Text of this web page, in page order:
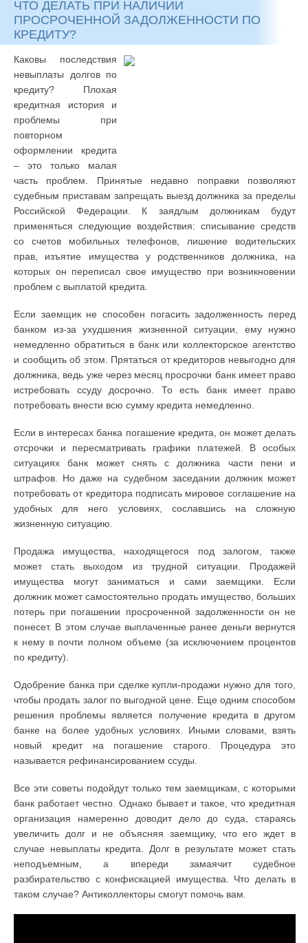
ЧТО ДЕЛАТЬ ПРИ НАЛИЧИИ
ПРОСРОЧЕННОЙ ЗАДОЛЖЕННОСТИ ПО
КРЕДИТУ?
Каковы последствия
невыплаты долгов по
кредиту? Плохая
кредитная история и
проблемы при
повторном
оформлении кредита
– это только малая
часть проблем. Принятые недавно поправки позволяют
судебным приставам запрещать выезд должника за пределы
Российской Федерации. К заядлым должникам будут
применяться следующие воздействия: списывание средств
со счетов мобильных телефонов, лишение водительских
прав, изъятие имущества у родственников должника, на
которых он переписал свое имущество при возникновении
проблем с выплатой кредита.
Если заемщик не способен погасить задолженность перед
банком из-за ухудшения жизненной ситуации, ему нужно
немедленно обратиться в банк или коллекторское агентство
и сообщить об этом. Прятаться от кредиторов невыгодно для
должника, ведь уже через месяц просрочки банк имеет право
истребовать ссуду досрочно. То есть банк имеет право
потребовать внести всю сумму кредита немедленно.
Если в интересах банка погашение кредита, он может делать
отсрочки и пересматривать графики платежей. В особых
ситуациях банк может снять с должника части пени и
штрафов. Но даже на судебном заседании должник может
потребовать от кредитора подписать мировое соглашение на
удобных для него условиях, сославшись на сложную
жизненную ситуацию.
Продажа имущества, находящегося под залогом, также
может стать выходом из трудной ситуации. Продажей
имущества могут заниматься и сами заемщики. Если
должник может самостоятельно продать имущество, больших
потерь при погашении просроченной задолженности он не
понесет. В этом случае выплаченные ранее деньги вернутся
к нему в почти полном объеме (за исключением процентов
по кредиту).
Одобрение банка при сделке купли-продажи нужно для того,
чтобы продать залог по выгодной цене. Еще одним способом
решения проблемы является получение кредита в другом
банке на более удобных условиях. Иными словами, взять
новый кредит на погашение старого. Процедура это
называется рефинансированием ссуды.
Все эти советы подойдут только тем заемщикам, с которыми
банк работает честно. Однако бывает и такое, что кредитная
организация намеренно доводит дело до суда, стараясь
увеличить долг и не объясняя заемщику, что его ждет в
случае невыплаты кредита. Долг в результате может стать
неподъемным, а впереди замаячит судебное
разбирательство с конфискацией имущества. Что делать в
таком случае? Антиколлекторы смогут помочь вам.